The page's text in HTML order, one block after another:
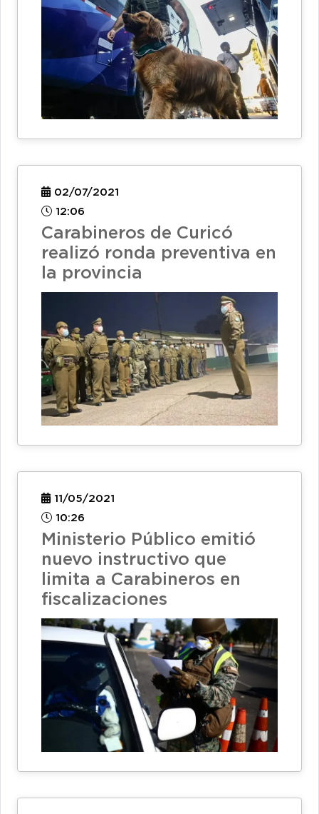
02/07/2021
12:06
Carabineros de Curicó
realizó ronda preventiva en
la provincia
11/05/2021
10:26
Ministerio Público emitió
nuevo instructivo que
limita a Carabineros en
fiscalizaciones